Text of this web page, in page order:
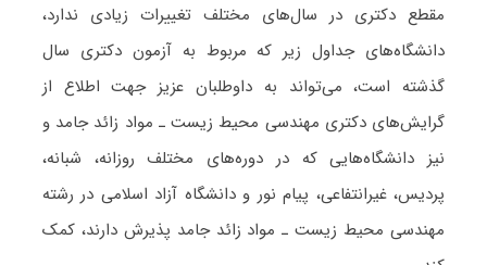
مقطع دکتری در سال‌های مختلف تغییرات زیادی ندارد،
دانشگاه‌های جداول زیر که مربوط به آزمون دکتری سال
گذشته است، می‌تواند به داوطلبان عزیز جهت اطلاع از
گرایش‌های دکتری مهندسی محیط زیست ـ مواد زائد جامد و
نیز دانشگاه‌هایی که در دوره‌های مختلف روزانه، شبانه،
پردیس، غیرانتفاعی، پیام نور و دانشگاه آزاد اﺳﻼمی در رشته
مهندسی محیط زیست ـ مواد زائد جامد پذیرش دارند، کمک